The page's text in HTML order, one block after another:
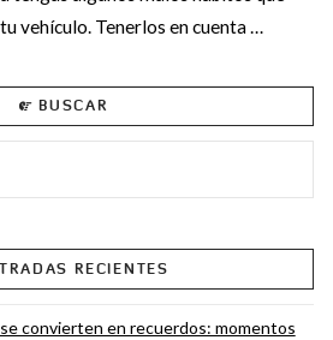
VIEW POST
vehículo. Tenerlos en cuenta …
BUSCAR
RECIENTES
convierten en recuerdos: momentos